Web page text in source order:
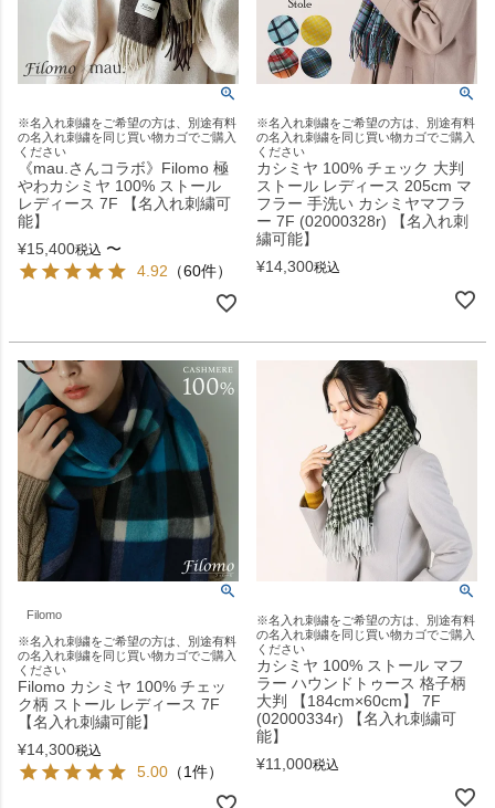
※名入れ刺繍をご希望の方は、別途有料
の名入れ刺繍を同じ買い物カゴでご購入
ください
《mau.さんコラボ》Filomo 極
やわカシミヤ 100% ストール
レディース 7F 【名入れ刺繍可
能】
¥15,400税込 〜
4.92 （60件）
※名入れ刺繍をご希望の方は、別途有料
の名入れ刺繍を同じ買い物カゴでご購入
ください
カシミヤ 100% チェック 大判
ストール レディース 205cm マ
フラー 手洗い カシミヤマフラ
ー 7F (02000328r) 【名入れ刺
繍可能】
¥14,300税込
Filomo
※名入れ刺繍をご希望の方は、別途有料
の名入れ刺繍を同じ買い物カゴでご購入
ください
Filomo カシミヤ 100% チェッ
ク柄 ストール レディース 7F
【名入れ刺繍可能】
¥14,300税込
5.00 （1件）
※名入れ刺繍をご希望の方は、別途有料
の名入れ刺繍を同じ買い物カゴでご購入
ください
カシミヤ 100% ストール マフ
ラー ハウンドトゥース 格子柄
大判 【184cm×60cm】 7F
(02000334r) 【名入れ刺繍可
能】
¥11,000税込